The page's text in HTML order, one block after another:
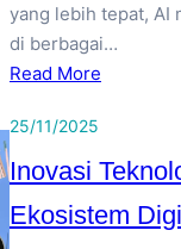
yang lebih tepat, AI
di berbagai…
Read More
25/11/2025
Inovasi
Ekosistem